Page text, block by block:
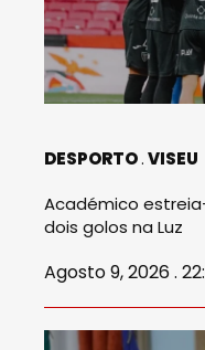
DESPORTO VISEU
Académico
dois golos na Luz
Agosto 9, 2026 .